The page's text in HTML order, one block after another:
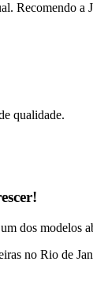
Recomendo a
qualidade.
dos modelos
no Rio de